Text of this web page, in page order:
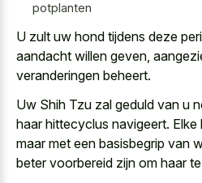
potplanten
U zult uw hond tijdens deze
aandacht willen geven,
veranderingen beheert.
Uw Shih Tzu zal geduld van u
haar hittecyclus navigeert.
maar met een basisbegrip van
beter voorbereid zijn om haar